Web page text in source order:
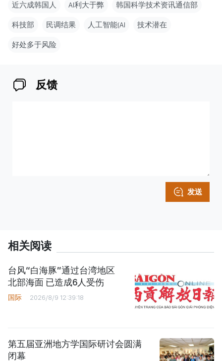
近六成韩国人 AI利大于弊 韩国科学技术资讯通信部
科技部 民调结果 人工智能(AI 技术潜在
好处多于风险
反馈
发送
相关阅读
台风“白海豚”通过台湾地区
北部海面 已造成6人受伤
国际 2026/8/9 12:39:18
第五届亚洲地方学国际研讨会圆满
闭幕